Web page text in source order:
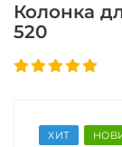
Колонка
520
ХИТ